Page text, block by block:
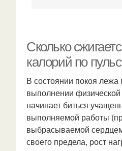
Сколько
калорий по
В состоянии покоя лежа
выполнении
начинает биться
выполняемой работы
выбрасываемой
своего предела, рост